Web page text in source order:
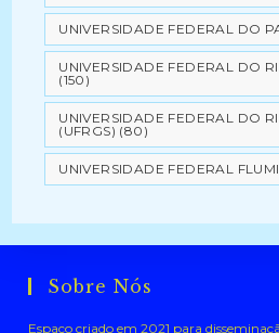
UNIVERSIDADE FEDERAL DO
UNIVERSIDADE FEDERAL DO
(150)
UNIVERSIDADE FEDERAL DO
(UFRGS) (80)
UNIVERSIDADE FEDERAL
Sobre Nós
Espaço criado em 2021 para